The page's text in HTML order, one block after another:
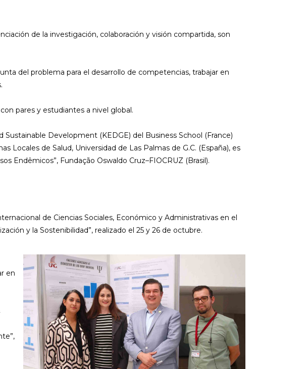
de la investigación, colaboración y visión compartida, son
del problema para el desarrollo de competencias, trabajar en
pares y estudiantes a nivel global.
Development (KEDGE) del Business School (France)
Locales de Salud, Universidad de Las Palmas de G.C. (España), es
Endêmicos”, Fundação Oswaldo Cruz–FIOCRUZ (Brasil).
de Ciencias Sociales, Económico y Administrativas en el
y la Sostenibilidad”, realizado el 25 y 26 de octubre.
en